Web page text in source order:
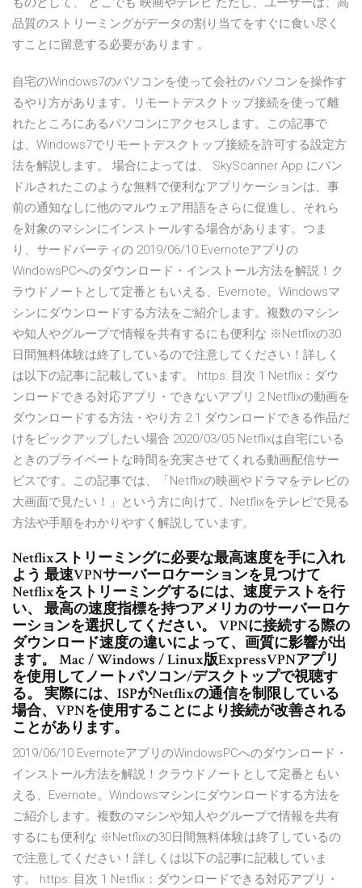
品質のストリーミングがデータの割り当てをすぐに食い尽く
すことに留意する必要があります 。
自宅のWindows7のパソコンを使って会社のパソコンを操作す
るやり方があります。リモートデスクトップ接続を使って離
れたところにあるパソコンにアクセスします。この記事で
は、Windows7でリモートデスクトップ接続を許可する設定方
法を解説します。 場合によっては、 SkyScanner App にバン
ドルされたこのような無料で便利なアプリケーションは、事
前の通知なしに他のマルウェア用語をさらに促進し、それら
を対象のマシンにインストールする場合があります。つま
り、サードパーティの 2019/06/10 Evernoteアプリの
WindowsPCへのダウンロード・インストール方法を解説！ク
ラウドノートとして定番ともいえる、Evernote。Windowsマ
シンにダウンロードする方法をご紹介します。複数のマシン
や知人やグループで情報を共有するにも便利な ※Netflixの30
日間無料体験は終了しているので注意してください！詳しく
は以下の記事に記載しています。 https: 目次 1 Netflix：ダウ
ンロードできる対応アプリ・できないアプリ 2 Netflixの動画を
ダウンロードする方法・やり方 2.1 ダウンロードできる作品だ
けをピックアップしたい場合 2020/03/05 Netflixは自宅にいる
ときのプライベートな時間を充実させてくれる動画配信サー
ビスです。この記事では、「Netflixの映画やドラマをテレビの
大画面で見たい！」という方に向けて、Netflixをテレビで見る
方法や手順をわかりやすく解説しています。
Netflixストリーミングに必要な最高速度を手に入れ
よう 最速VPNサーバーロケーションを見つけて
Netflixをストリーミングするには、速度テストを行
い、 最高の速度指標を持つアメリカのサーバーロケ
ーションを選択してください。 VPNに接続する際の
ダウンロード速度の違いによって、画質に影響が出
ます。 Mac / Windows / Linux版ExpressVPNアプリ
を使用してノートパソコン/デスクトップで視聴す
る。 実際には、ISPがNetflixの通信を制限している
場合、VPNを使用することにより接続が改善される
ことがあります。
2019/06/10 EvernoteアプリのWindowsPCへのダウンロード・
インストール方法を解説！クラウドノートとして定番ともい
える、Evernote。Windowsマシンにダウンロードする方法を
ご紹介します。複数のマシンや知人やグループで情報を共有
するにも便利な ※Netflixの30日間無料体験は終了しているの
で注意してください！詳しくは以下の記事に記載していま
す。 https: 目次 1 Netflix：ダウンロードできる対応アプリ・